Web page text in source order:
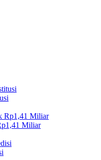
Miliar